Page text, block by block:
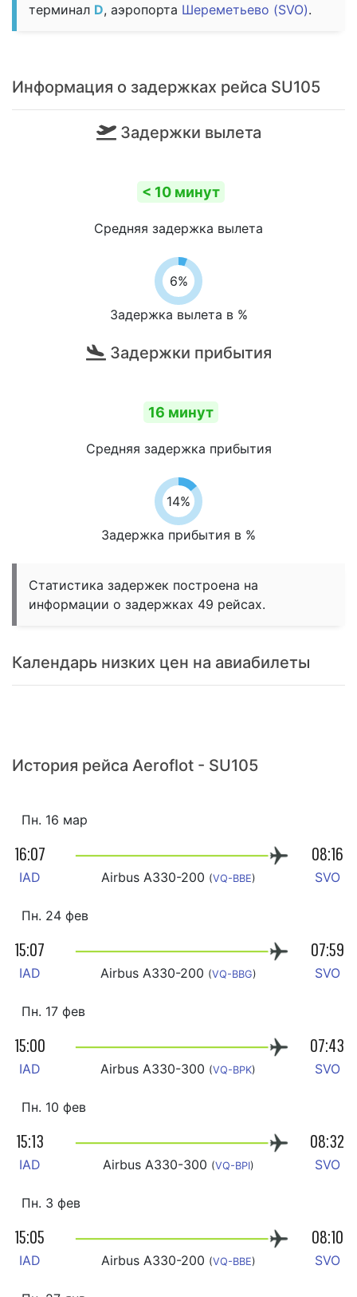
терминал D, аэропорта Шереметьево (SVO).
Информация о задержках рейса SU105
Задержки вылета
< 10 минут
Средняя задержка вылета
6%
Задержка вылета в %
Задержки прибытия
16 минут
Средняя задержка прибытия
14%
Задержка прибытия в %
Статистика задержек построена на
информации о задержках 49 рейсах.
Календарь низких цен на авиабилеты
История рейса Aeroflot - SU105
Пн. 16 мар
16:07 08:16
IAD Airbus A330-200 (VQ-BBE) SVO
Пн. 24 фев
15:07 07:59
IAD Airbus A330-200 (VQ-BBG) SVO
Пн. 17 фев
15:00 07:43
IAD Airbus A330-300 (VQ-BPK) SVO
Пн. 10 фев
15:13 08:32
IAD Airbus A330-300 (VQ-BPI) SVO
Пн. 3 фев
15:05 08:10
IAD Airbus A330-200 (VQ-BBE) SVO